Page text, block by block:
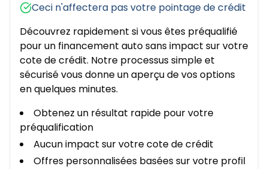
Ceci n'affectera pas votre pointage de crédit
Découvrez rapidement si vous êtes préqualifié
pour un financement auto sans impact sur votre
cote de crédit. Notre processus simple et
sécurisé vous donne un aperçu de vos options
en quelques minutes.
Obtenez un résultat rapide pour votre
préqualification
Aucun impact sur votre cote de crédit
Offres personnalisées basées sur votre profil